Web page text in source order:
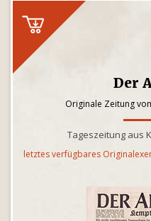
Der
Originale Zeitung
Tageszeitung aus
letztes verfügbares